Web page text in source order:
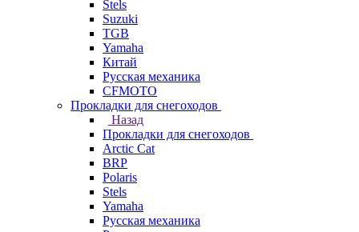
Stels
Suzuki
TGB
Yamaha
Китай
Русская механика
СFMOTO
Прокладки для снегоходов
Назад
Прокладки для снегоходов
Arctic Cat
BRP
Polaris
Stels
Yamaha
Русская механика